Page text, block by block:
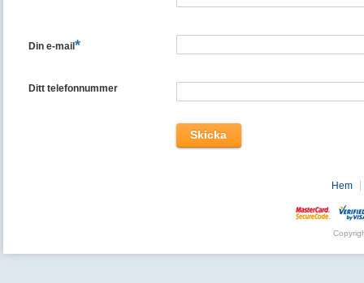
Din e-mail*
Ditt telefonnummer
Hem